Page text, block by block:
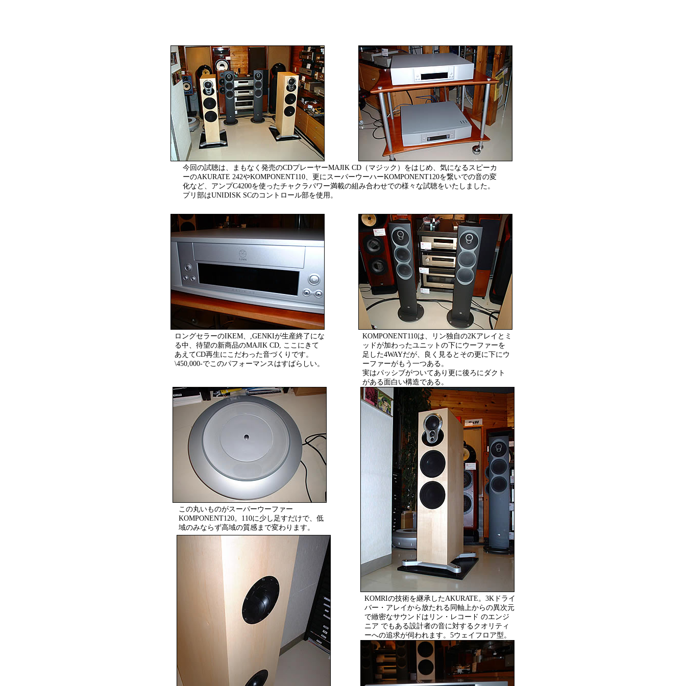
今回の試聴は、まもなく発売のCDプレーヤーMAJIK CD（マジック）をはじめ、気になるスピーカ
ーのAKURATE 242やKOMPONENT110、更にスーパーウーハーKOMPONENT120を繋いでの音の変
化など、アンプC4200を使ったチャクラパワー満載の組み合わせでの様々な試聴をいたしました。
プリ部はUNIDISK SCのコントロール部を使用。
ロングセラーのIKEM、,GENKIが生産終了にな
る中、待望の新商品のMAJIK CD, ここにきて
あえてCD再生にこだわった音づくりです。
\450,000-でこのパフォーマンスはすばらしい。
KOMPONENT110は、リン独自の2Kアレイとミ
ッドが加わったユニットの下にウーファーを
足した4WAYだが、良く見るとその更に下にウ
ーファーがもう一つある。
実はパッシブがついてあり更に後ろにダクト
がある面白い構造である。
この丸いものがスーパーウーファー
KOMPONENT120。110に少し足すだけで、低
域のみならず高域の質感まで変わります。
KOMRIの技術を継承したAKURATE。3Kドライ
バー・アレイから放たれる同軸上からの異次元
で緻密なサウンドはリン・レコード のエンジ
ニア でもある設計者の音に対するクオリティ
ーへの追求が伺われます。5ウェイフロア型。